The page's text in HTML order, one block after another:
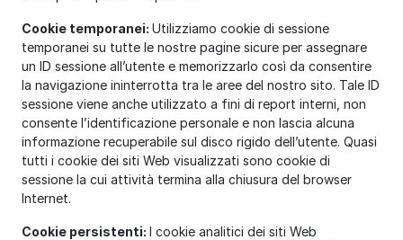
Cookie temporanei: Utilizziamo cookie di sessione
temporanei su tutte le nostre pagine sicure per assegnare
un ID sessione all’utente e memorizzarlo così da consentire
la navigazione ininterrotta tra le aree del nostro sito. Tale ID
sessione viene anche utilizzato a fini di report interni, non
consente l’identificazione personale e non lascia alcuna
informazione recuperabile sul disco rigido dell’utente. Quasi
tutti i cookie dei siti Web visualizzati sono cookie di
sessione la cui attività termina alla chiusura del browser
Internet.
Cookie persistenti: I cookie analitici dei siti Web